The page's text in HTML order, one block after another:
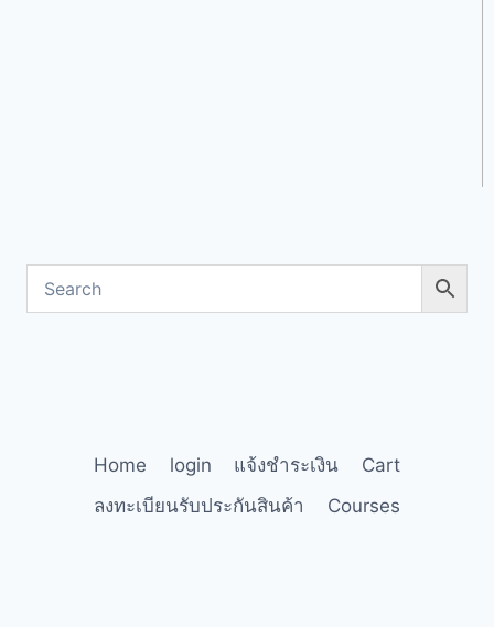
Home login แจ้งชำระเงิน
Cart
ลงทะเบียนรับประกันสินค้า
Courses